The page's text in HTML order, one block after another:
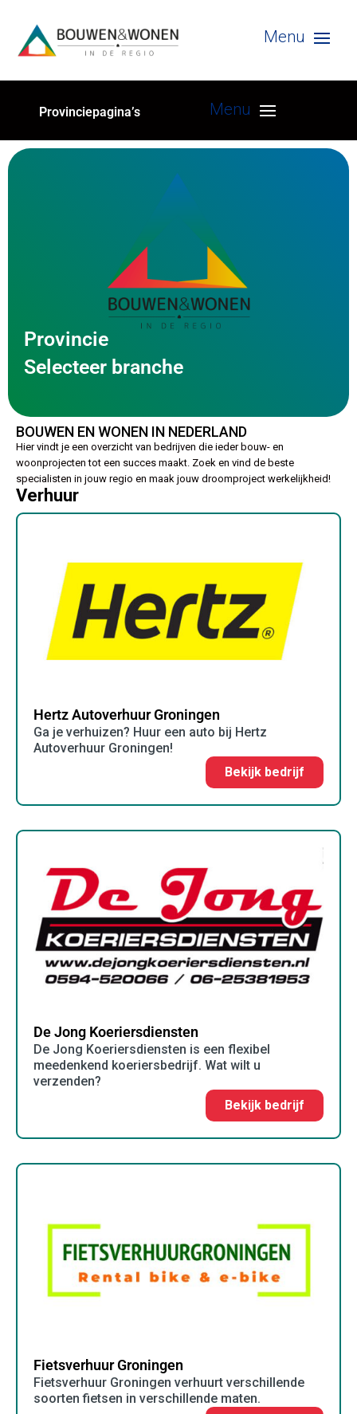
Provinciepagina’s
Provincie
Selecteer branche
BOUWEN EN WONEN IN NEDERLAND
Hier vindt je een overzicht van bedrijven die ieder bouw- en
woonprojecten tot een succes maakt. Zoek en vind de beste
specialisten in jouw regio en maak jouw droomproject werkelijkheid!
Verhuur
Hertz Autoverhuur Groningen
Ga je verhuizen? Huur een auto bij Hertz
Autoverhuur Groningen!
Bekijk bedrijf
De Jong Koeriersdiensten
De Jong Koeriersdiensten is een flexibel
meedenkend koeriersbedrijf. Wat wilt u
verzenden?
Bekijk bedrijf
Fietsverhuur Groningen
Fietsverhuur Groningen verhuurt verschillende
soorten fietsen in verschillende maten.